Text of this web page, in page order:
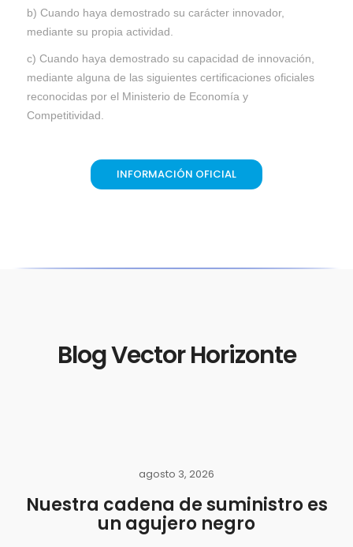
b) Cuando haya demostrado su carácter innovador,
mediante su propia actividad.
c) Cuando haya demostrado su capacidad de innovación,
mediante alguna de las siguientes certificaciones oficiales
reconocidas por el Ministerio de Economía y
Competitividad.
INFORMACIÓN OFICIAL
Blog Vector Horizonte
agosto 3, 2026
Nuestra cadena de suministro es
un agujero negro